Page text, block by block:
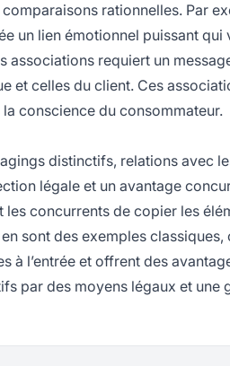
rationnelles. Par
un lien émotionnel puissant qui
requiert un
et celles du client. Ces
conscience du consommateur.
distinctifs, relations avec
légale et un avantage
concurrents de copier les
sont des exemples classiques,
à l’entrée et offrent des
par des moyens légaux et une